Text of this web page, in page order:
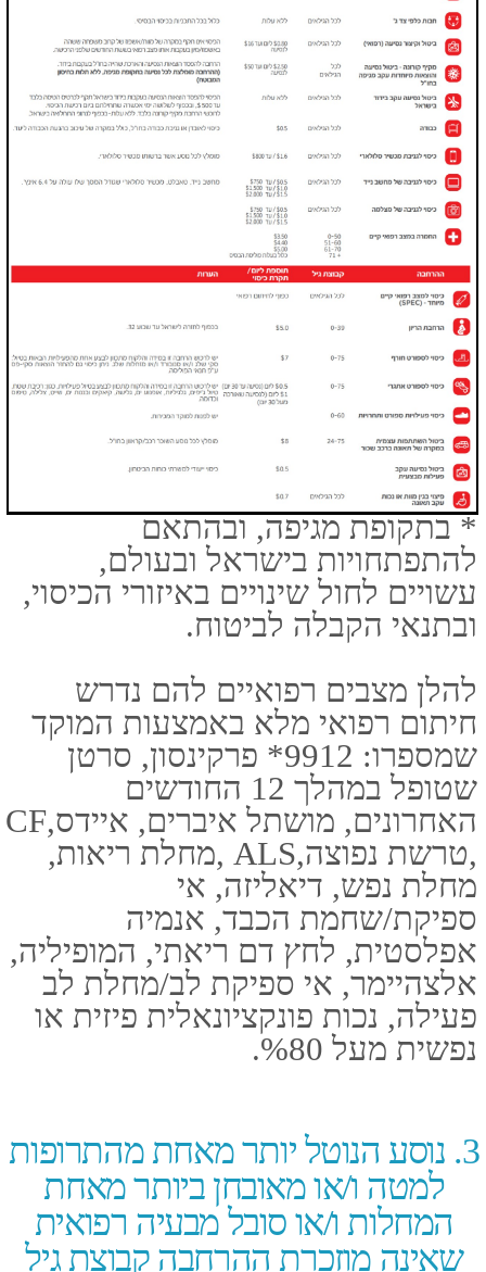
להלן מצבים רפואיים להם נדרש
חיתום רפואי מלא באמצעות המוקד
שמספרו: 9912* פרקינסון, סרטן
שטופל במהלך 12 החודשים
האחרונים, מושתל איברים, איידס,CF
,טרשת נפוצה,ALS ,מחלת ריאות,
מחלת נפש, דיאליזה, אי
ספיקת/שחמת הכבד, אנמיה
אפלסטית, לחץ דם ריאתי, המופיליה,
אלצהיימר, אי ספיקת לב/מחלת לב
פעילה, נכות פונקציונאלית פיזית או
נפשית מעל %80.​
למטה ו/או מאובחן ביותר מאחת
המחלות ו/או סובל מבעיה רפואית
שאינה מוזכרת ההרחבה קבוצת גיל
תקרת כיסוי בטבלה לעיל ו/או מטה,
חייב ברכישת הרחבה למצב רפואי
יתר לחץ דם
שומנים בדם
תת פעילות של בלוטת
התריס
קומדין או אספירין
(כתרופה בודדת, למעט
במקרים שלאחר מחלה
חסימתית של כלי דם)
צרבות/ קיב קיבה
פסוריאזיס
אלרגיות לא מסכנות חיים
ערמונית
מוגדלת
מיגרנות
הורמונים​
נוסע עד גיל 70 המאובחן רק באחת
המחלות ו/או הנוטל רק אחת
מהתרופות לטיפול בבעיות כרוניות
הרשומות בטבלה זו, אינו חייב
ברכישת החמרה למצב קיים.